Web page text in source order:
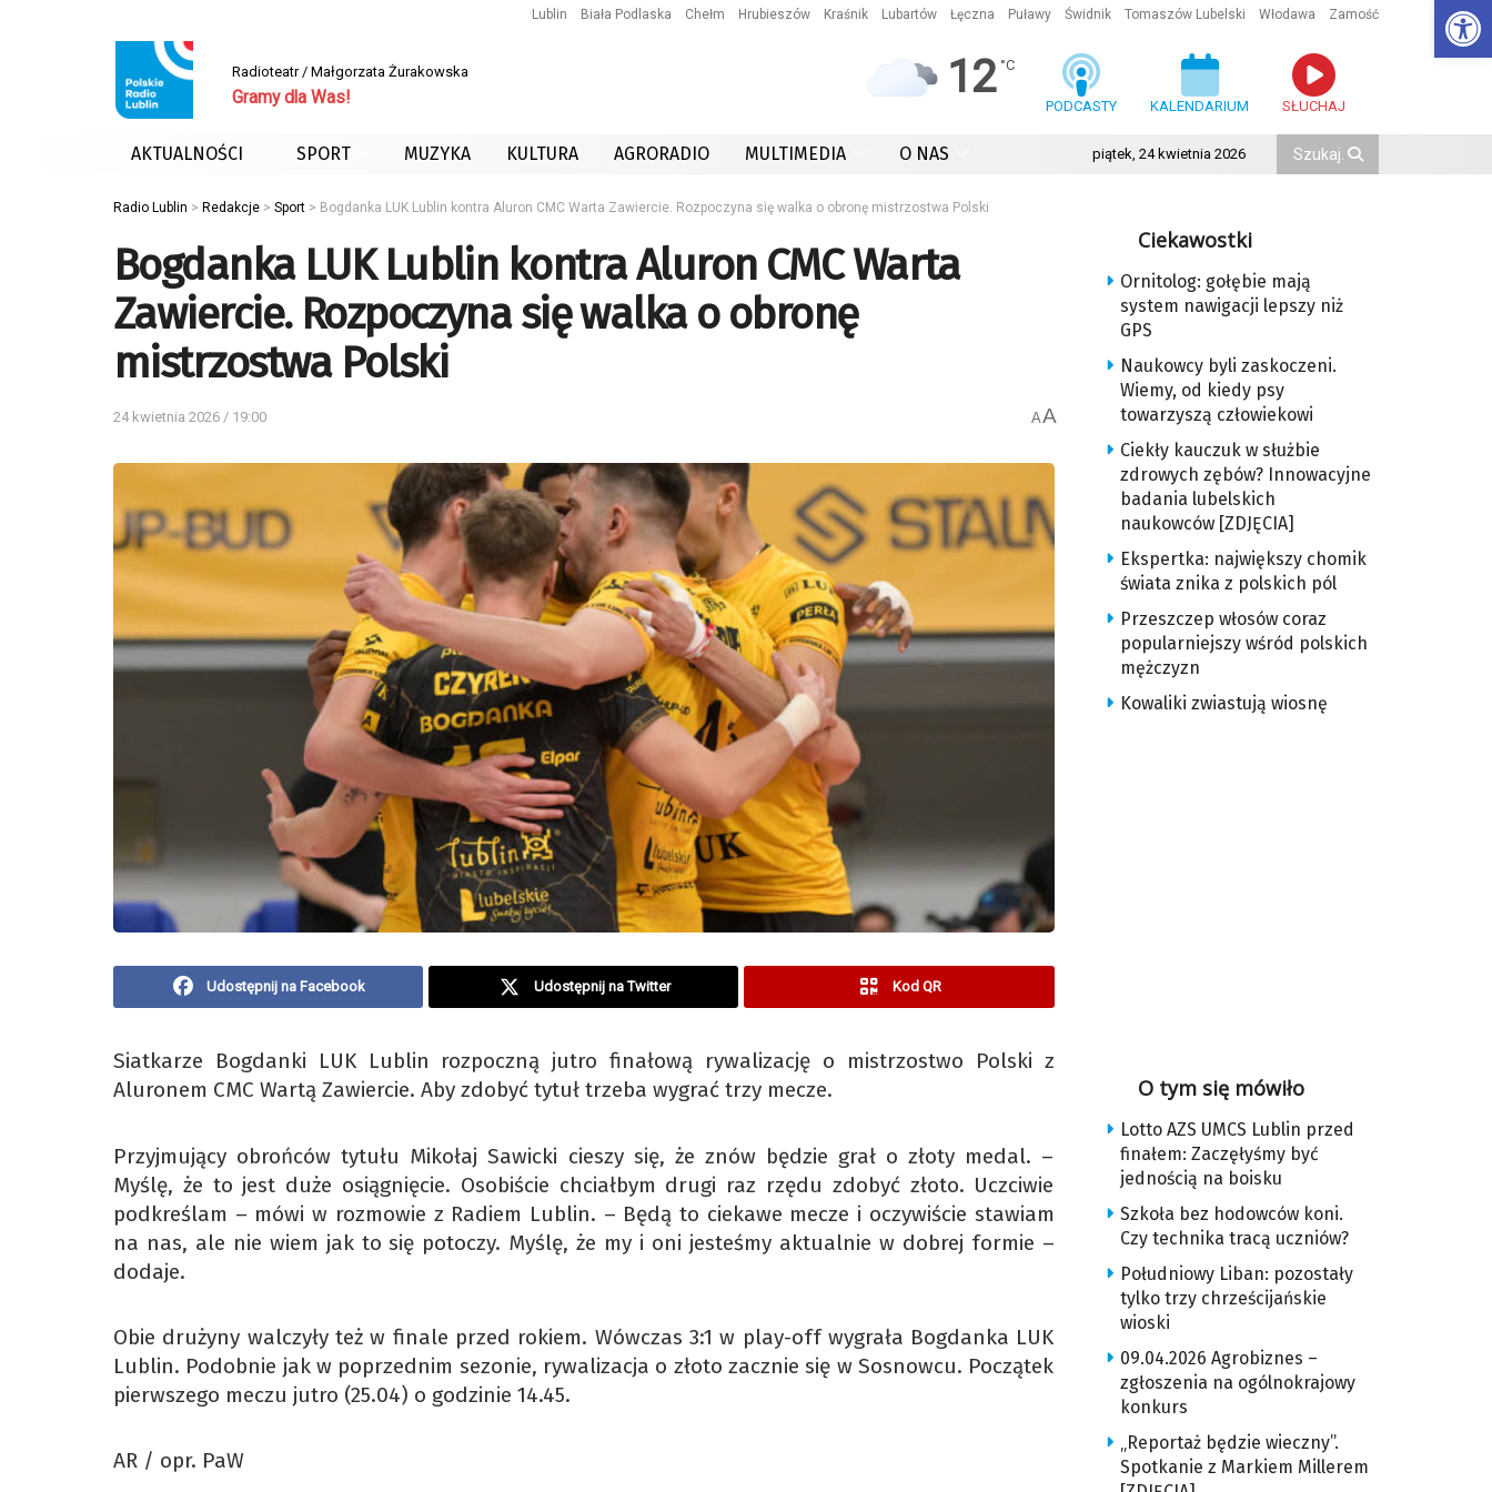
Lublin Biała Podlaska Chełm Hrubieszów Kraśnik Lubartów Łęczna Puławy Świdnik Tomaszów Lubelski Włodawa Zamość
Radioteatr / Małgorzata Żurakowska
Gramy dla Was! 12 °C
PODCASTY KALENDARIUM SŁUCHAJ
AKTUALNOŚCI SPORT MUZYKA KULTURA AGRORADIO MULTIMEDIA O NAS piątek, 24 kwietnia 2026
Radio Lublin > Redakcje > Sport > Bogdanka LUK Lublin kontra Aluron CMC Warta Zawiercie. Rozpoczyna się walka o obronę mistrzostwa Polski
Bogdanka LUK Lublin kontra Aluron CMC Warta
Zawiercie. Rozpoczyna się walka o obronę
mistrzostwa Polski
24 kwietnia 2026 / 19:00 AA
Udostępnij na Facebook Udostępnij na Twitter Kod QR
Siatkarze Bogdanki LUK Lublin rozpoczną jutro finałową rywalizację o mistrzostwo Polski z
Aluronem CMC Wartą Zawiercie. Aby zdobyć tytuł trzeba wygrać trzy mecze.
Przyjmujący obrońców tytułu Mikołaj Sawicki cieszy się, że znów będzie grał o złoty medal. –
Myślę, że to jest duże osiągnięcie. Osobiście chciałbym drugi raz rzędu zdobyć złoto. Uczciwie
podkreślam – mówi w rozmowie z Radiem Lublin. – Będą to ciekawe mecze i oczywiście stawiam
na nas, ale nie wiem jak to się potoczy. Myślę, że my i oni jesteśmy aktualnie w dobrej formie –
dodaje.
Obie drużyny walczyły też w finale przed rokiem. Wówczas 3:1 w play-off wygrała Bogdanka LUK
Lublin. Podobnie jak w poprzednim sezonie, rywalizacja o złoto zacznie się w Sosnowcu. Początek
pierwszego meczu jutro (25.04) o godzinie 14.45.
AR / opr. PaW
Ciekawostki
Ornitolog: gołębie mają
system nawigacji lepszy niż
GPS
Naukowcy byli zaskoczeni.
Wiemy, od kiedy psy
towarzyszą człowiekowi
Ciekły kauczuk w służbie
zdrowych zębów? Innowacyjne
badania lubelskich
naukowców [ZDJĘCIA]
Ekspertka: największy chomik
świata znika z polskich pól
Przeszczep włosów coraz
popularniejszy wśród polskich
mężczyzn
Kowaliki zwiastują wiosnę
O tym się mówiło
Lotto AZS UMCS Lublin przed
finałem: Zaczęłyśmy być
jednością na boisku
Szkoła bez hodowców koni.
Czy technika tracą uczniów?
Południowy Liban: pozostały
tylko trzy chrześcijańskie
wioski
09.04.2026 Agrobiznes –
zgłoszenia na ogólnokrajowy
konkurs
„Reportaż będzie wieczny”.
Spotkanie z Markiem Millerem